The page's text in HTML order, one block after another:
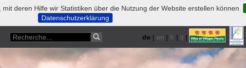
deren Hilfe wir Statistiken über die Nutzung der Website erstellen können
Datenschutzerklärung
de | en | fr | it |nl